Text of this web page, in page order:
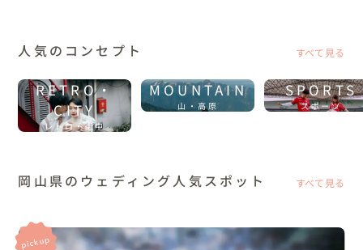
人気のコンセプト すべて見る
RETRO・
CITY
レトロ・街中
MOUNTAIN
山・高原
SPORTS
スポーツ
岡山県のウェディング人気スポット すべて見る